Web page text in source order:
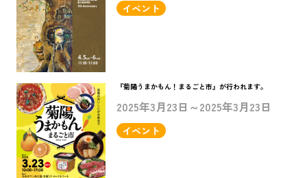
イベント
『菊陽うまかもん！まるごと市』が行われます。
2025年3月23日～2025年3月23日
イベント